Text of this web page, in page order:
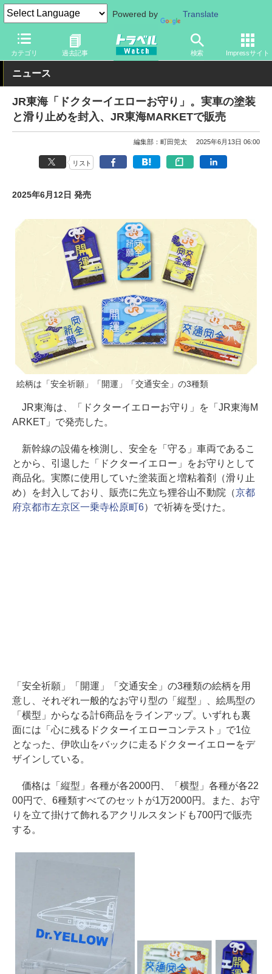
Powered by Translate
カテゴリ 過去記事 検索 Impressサイト
トラベル Watch 企業・政府・官庁 鉄道 JR
ニュース
JR東海「ドクターイエローお守り」。実車の塗装
と滑り止めを封入、JR東海MARKETで販売
編集部：町田莞太 2025年6月13日 06:00
リスト
2025年6月12日 発売
絵柄は「安全祈願」「開運」「交通安全」の3種類
JR東海は、「ドクターイエローお守り」を「JR東海M
ARKET」で発売した。
新幹線の設備を検測し、安全を「守る」車両であるこ
とから、引退した「ドクターイエロー」をお守りとして
商品化。実際に使用していた塗装面と増粘着剤（滑り止
め）を封入しており、販売に先立ち狸谷山不動院（京都
府京都市左京区一乗寺松原町6）で祈祷を受けた。
「安全祈願」「開運」「交通安全」の3種類の絵柄を用
意し、それぞれ一般的なお守り型の「縦型」、絵馬型の
「横型」からなる計6商品をラインアップ。いずれも裏
面には「心に残るドクターイエローコンテスト」で1位
となった、伊吹山をバックに走るドクターイエローをデ
ザインしている。
価格は「縦型」各種が各2000円、「横型」各種が各22
00円で、6種類すべてのセットが1万2000円。また、お守
りを立て掛けて飾れるアクリルスタンドも700円で販売
する。